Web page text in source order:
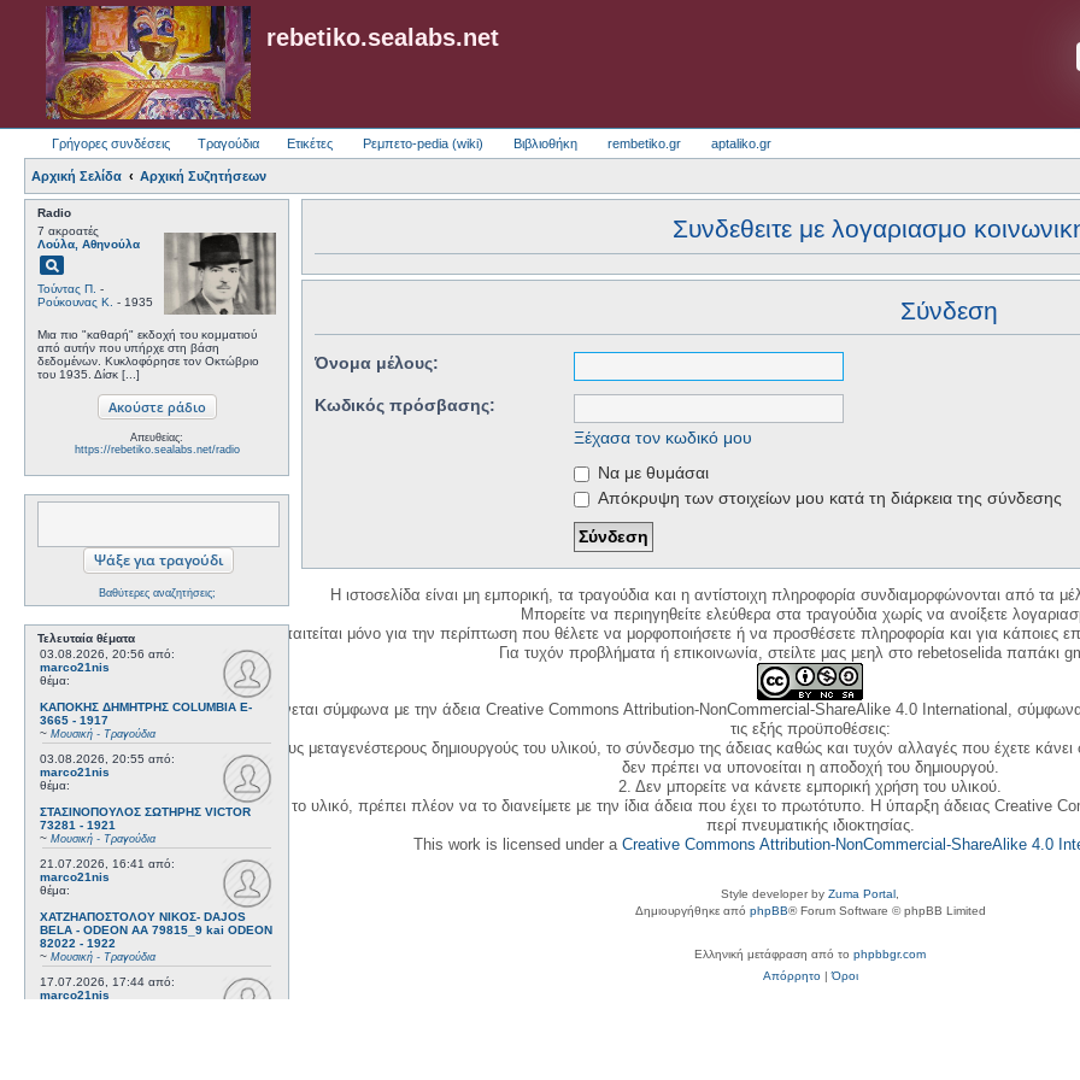
rebetiko.sealabs.net
Γρήγορες συνδέσεις Τραγούδια Ετικέτες Ρεμπετο-pedia (wiki) Βιβλιοθήκη rembetiko.gr aptaliko.gr
Αρχική Σελίδα Αρχική Συζητήσεων
Radio
7 ακροατές
Λούλα, Αθηνούλα
pageview
Τούντας Π. -
Ρούκουνας Κ.
- 1935
Μια πιο "καθαρή" εκδοχή του κομματιού
από αυτήν που υπήρχε στη βάση
δεδομένων. Κυκλοφόρησε τον Οκτώβριο
του 1935. Δίσκ [...]
Απευθείας:
https://rebetiko.sealabs.net/radio
Βαθύτερες αναζητήσεις;
Τελευταία θέματα
03.08.2026, 20:56 από:
marco21nis
θέμα:
ΚΑΠΟΚΗΣ ΔΗΜΗΤΡΗΣ COLUMBIA E-
3665 - 1917
~ Μουσική - Τραγούδια
03.08.2026, 20:55 από:
marco21nis
θέμα:
ΣΤΑΣΙΝΟΠΟΥΛΟΣ ΣΩΤΗΡΗΣ VICTOR
73281 - 1921
~ Μουσική - Τραγούδια
21.07.2026, 16:41 από:
marco21nis
θέμα:
ΧΑΤΖΗΑΠΟΣΤΟΛΟΥ ΝΙΚΟΣ- DAJOS
BELA - ODEON AA 79815_9 kai ODEON
82022 - 1922
~ Μουσική - Τραγούδια
17.07.2026, 17:44 από:
marco21nis
Συνδεθειτε με λογαριασμο
Σύνδεση
Όνομα μέλους:
Κωδικός πρόσβασης:
Ξέχασα τον κωδικό μου
Να με θυμάσαι
Απόκρυψη των στοιχείων μου κατά τη διάρκεια της σύνδεσης
Η ιστοσελίδα είναι μη εμπορική, τα τραγούδια και η αντίστοιχη πληροφορία συνδιαμορφώνονται από τα
Μπορείτε να περιηγηθείτε ελεύθερα στα τραγούδια χωρίς να ανοίξετε
Η δημιουργία λογαριασμού απαιτείται μόνο για την περίπτωση που θέλετε να μορφοποιήσετε ή να προσθέσετε πληροφορία και για κάποιες
Για τυχόν προβλήματα ή επικοινωνία, στείλτε μας μεηλ στο rebetoselida παπάκι
Η χρήση του υλικού της σελίδας γίνεται σύμφωνα με την άδεια Creative Commons Attribution-NonCommercial-ShareAlike 4.0 International, σύμφωνα
τις εξής προϋποθέσεις:
1. Να αναφέρετε τον αρχικό και τους μεταγενέστερους δημιουργούς του υλικού, το σύνδεσμο της άδειας καθώς και τυχόν αλλαγές που έχετε
δεν πρέπει να υπονοείται η αποδοχή του δημιουργού.
2. Δεν μπορείτε να κάνετε εμπορική χρήση του υλικού.
3. Αν διασκευάσετε με κάθε τρόπο το υλικό, πρέπει πλέον να το διανείμετε με την ίδια άδεια που έχει το πρωτότυπο. Η ύπαρξη άδειας Creative
περί πνευματικής ιδιοκτησίας.
This work is licensed under a Creative Commons Attribution-NonCommercial-ShareAlike 4.0
Style developer by Zuma Portal
Δημιουργήθηκε από phpBB® Forum Software © phpBB Limited
Ελληνική μετάφραση από το phpbbgr.com
Απόρρητο|Όροι